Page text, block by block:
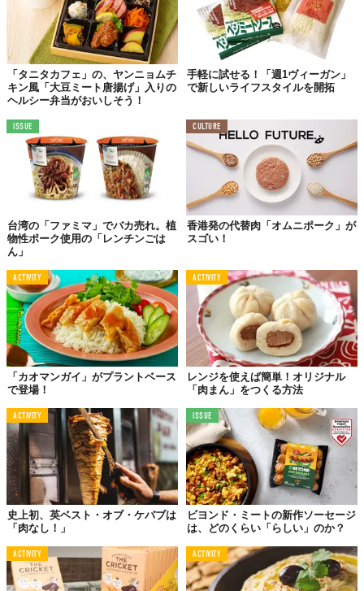
「タニタカフェ」の、ヤンニョムチ
キン風「大豆ミート唐揚げ」入りの
ヘルシー弁当がおいしそう！
手軽に試せる！「週1ヴィーガン」
で新しいライフスタイルを開拓
ISSUE
台湾の「ファミマ」でバカ売れ。植
物性ポーク使用の「レンチンごは
ん」
CULTURE
香港発の代替肉「オムニポーク」が
スゴい！
ACTIVITY
「カオマンガイ」がプラントベース
で登場！
ACTIVITY
レンジを使えば簡単！オリジナル
「肉まん」をつくる方法
ACTIVITY
史上初、英ベスト・オブ・ケバブは
「肉なし！」
ISSUE
ビヨンド・ミートの新作ソーセージ
は、どのくらい「らしい」のか？
ACTIVITY ACTIVITY